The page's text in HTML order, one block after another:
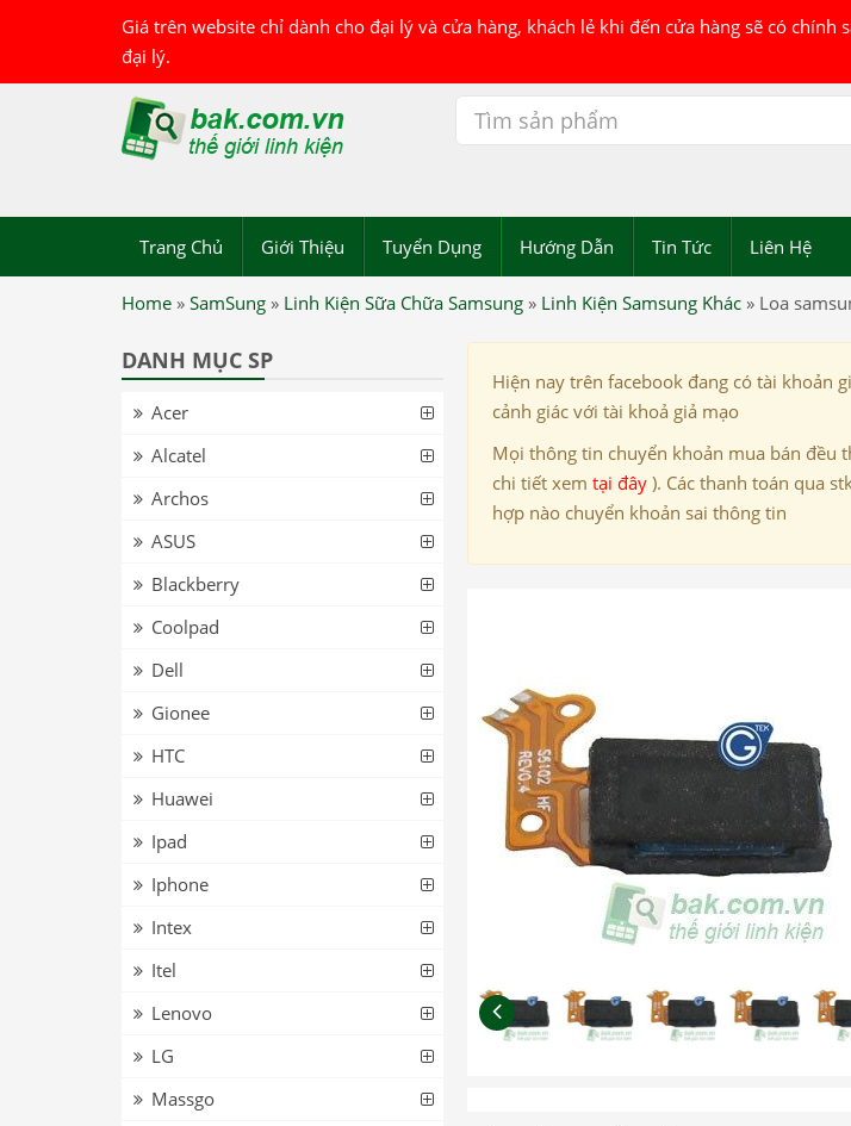
Giá trên website chỉ dành cho đại lý và cửa hàng, khách lẻ khi đến cửa hàng sẽ có
đại lý.
Trang Chủ Giới Thiệu Tuyển Dụng Hướng Dẫn Tin Tức Liên Hệ
Home » SamSung » Linh Kiện Sữa Chữa Samsung » Linh Kiện Samsung Khác » Loa
Hiện nay trên facebook đang có tài khoản
cảnh giác với tài khoả giả mạo
Mọi thông tin chuyển khoản mua bán đều
chi tiết xem tại đây ). Các thanh toán qua
hợp nào chuyển khoản sai thông tin
DANH MỤC SP
Acer
Alcatel
Archos
ASUS
Blackberry
Coolpad
Dell
Gionee
HTC
Huawei
Ipad
Iphone
Intex
Itel
Lenovo
LG
Massgo